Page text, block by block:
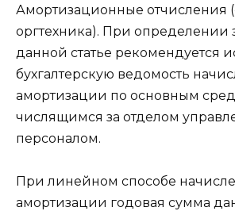
Амортизационные отчисления
оргтехника). При определении
данной статье рекомендуется
бухгалтерскую ведомость
амортизации по основным
числящимся за отделом
персоналом.
При линейном способе
амортизации годовая сумма